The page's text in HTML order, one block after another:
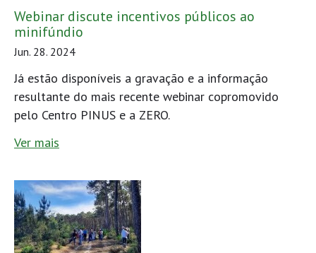
Webinar discute incentivos públicos ao
minifúndio
Jun. 28. 2024
Já estão disponíveis a gravação e a informação
resultante do mais recente webinar copromovido
pelo Centro PINUS e a ZERO.
Ver mais